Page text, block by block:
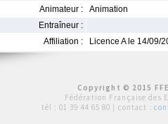
Animateur :
Animation
Entraîneur :
Affiliation :
Licence A le 14/09/
Copyright © 2015
Fédération Française des
tél : 01 39 44 65 80 | contact :